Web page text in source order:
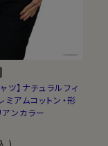
ツ】ナチュラルフィ
ミアムコットン・形
アンカラー